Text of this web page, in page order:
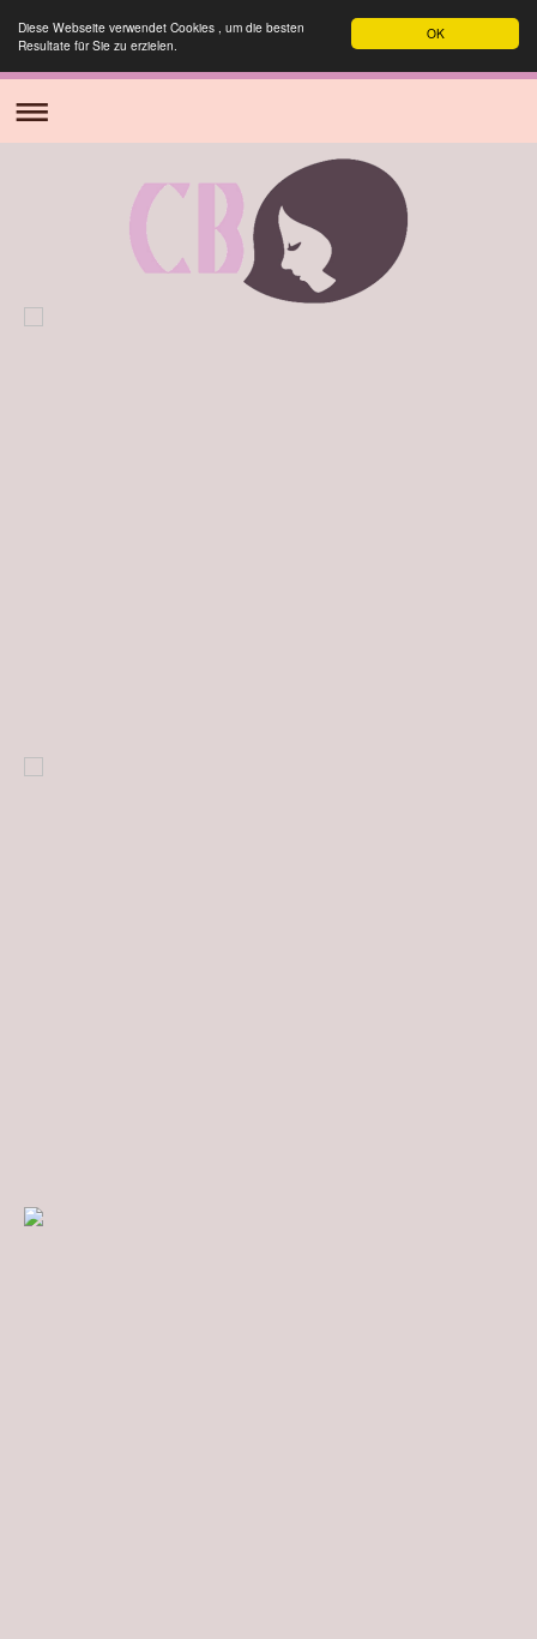
OK
Diese Webseite verwendet Cookies , um die besten
Resultate für Sie zu erzielen.